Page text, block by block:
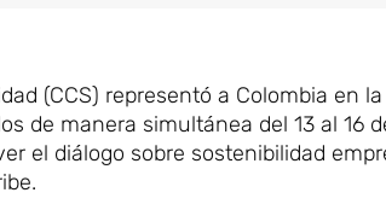
(CCS) representó a Colombia en
de manera simultánea del 13 al 16
el diálogo sobre sostenibilidad